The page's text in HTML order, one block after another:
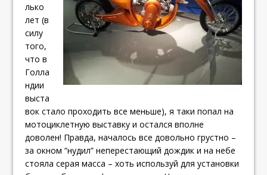
лько
лет (в
силу
того,
что в
Голла
ндии
выста
вок стало проходить все меньше), я таки попал на
мотоциклетную выставку и остался вполне
доволен! Правда, началось все довольно грустно –
за окном “нудил” неперестающий дождик и на небе
стояла серая масса – хоть используй для установки